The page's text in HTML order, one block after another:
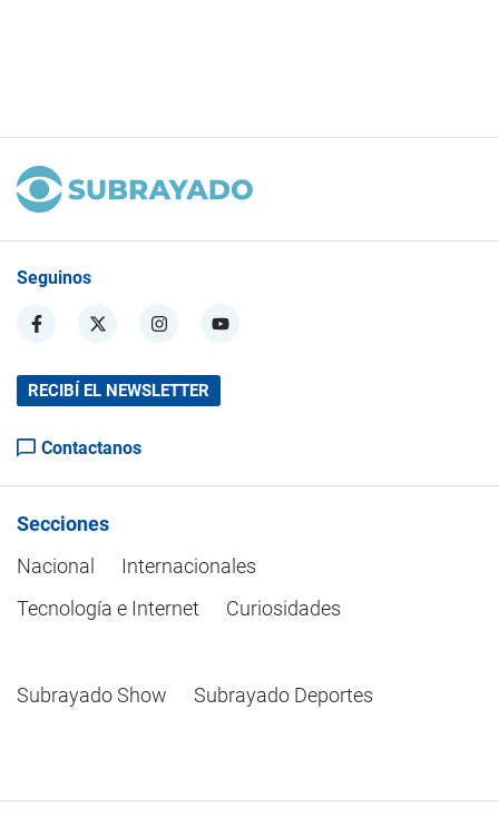
Seguinos
RECIBÍ EL NEWSLETTER
Contactanos
Secciones
Nacional
Internacionales
Tecnología e Internet
Curiosidades
Subrayado Show Subrayado Deportes